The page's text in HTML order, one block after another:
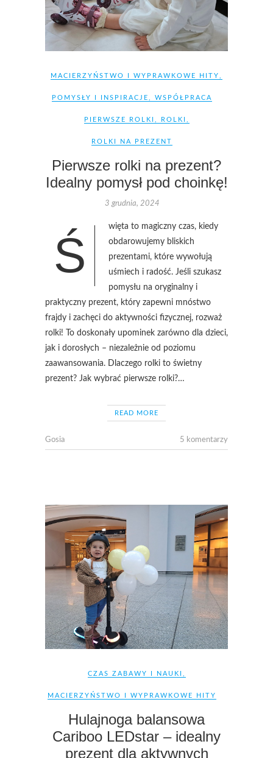
MACIERZYŃSTWO I WYPRAWKOWE HITY
POMYSŁY I INSPIRACJE WSPÓŁPRACA
PIERWSZE ROLKI ROLKI
ROLKI NA PREZENT
Pierwsze rolki na prezent?
Idealny pomysł pod choinkę!
3 grudnia, 2024
Ś
więta to magiczny czas, kiedy
obdarowujemy bliskich
prezentami, które wywołują
uśmiech i radość. Jeśli szukasz
pomysłu na oryginalny i
praktyczny prezent, który zapewni mnóstwo
frajdy i zachęci do aktywności fizycznej, rozważ
rolki! To doskonały upominek zarówno dla dzieci,
jak i dorosłych – niezależnie od poziomu
zaawansowania. Dlaczego rolki to świetny
prezent? Jak wybrać pierwsze rolki?…
READ MORE
Gosia 5 komentarzy
CZAS ZABAWY I NAUKI
MACIERZYŃSTWO I WYPRAWKOWE HITY
Hulajnoga balansowa
Cariboo LEDstar – idealny
prezent dla aktywnych